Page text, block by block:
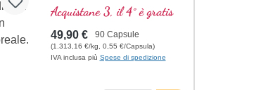
Acquistane 3, il 4° è gratis
49,90 € 90 Capsule
(1.313,16 €/kg, 0,55 €/Capsula)
IVA inclusa più Spese di spedizione